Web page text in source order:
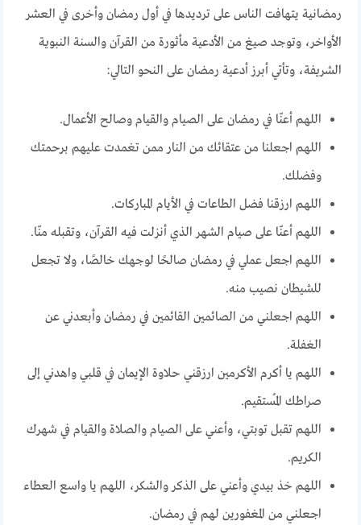
رمضانية يتهافت الناس على ترديدها في أول رمضان وأخرى في العشر
الأواخر، وتوجد صيغ من الأدعية مأثورة من القرآن والسنة النبوية
الشريفة، وتأتي أبرز أدعية رمضان على النحو التالي:
اللهم أعنّا في رمضان على الصيام والقيام وصالح الأعمال.
اللهم اجعلنا من عتقائك من النار ممن تغمدت عليهم برحمتك
وفضلك.
اللهم ارزقنا فضل الطاعات في الأيام المباركات.
اللهم أعنّا على صيام الشهر الذي أنزلت فيه القرآن، وتقبله منّا.
اللهم اجعل عملي في رمضان صالحًا لوجهك خالصًا، ولا تجعل
للشيطان نصيب منه.
اللهم اجعلني من الصائمين القائمين في رمضان وأبعدني عن
الغفلة.
اللهم يا أكرم الأكرمين ارزقني حلاوة الإيمان في قلبي واهدني إلى
صراطك المُستقيم.
اللهم تقبل توبتي، وأعني على الصيام والصلاة والقيام في شهرك
الكريم.
اللهم خذ بيدي وأعني على الذكر والشكر، اللهم يا واسع العطاء
اجعلني من المغفورين لهم في رمضان.